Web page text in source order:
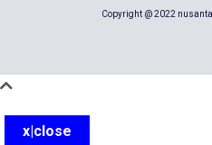
Copyright @ 2022
x|close